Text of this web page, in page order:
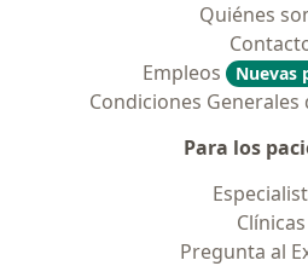
Quiénes
Empleos
Nuevas
Condiciones
Para los
Clínicas
Pregunta al